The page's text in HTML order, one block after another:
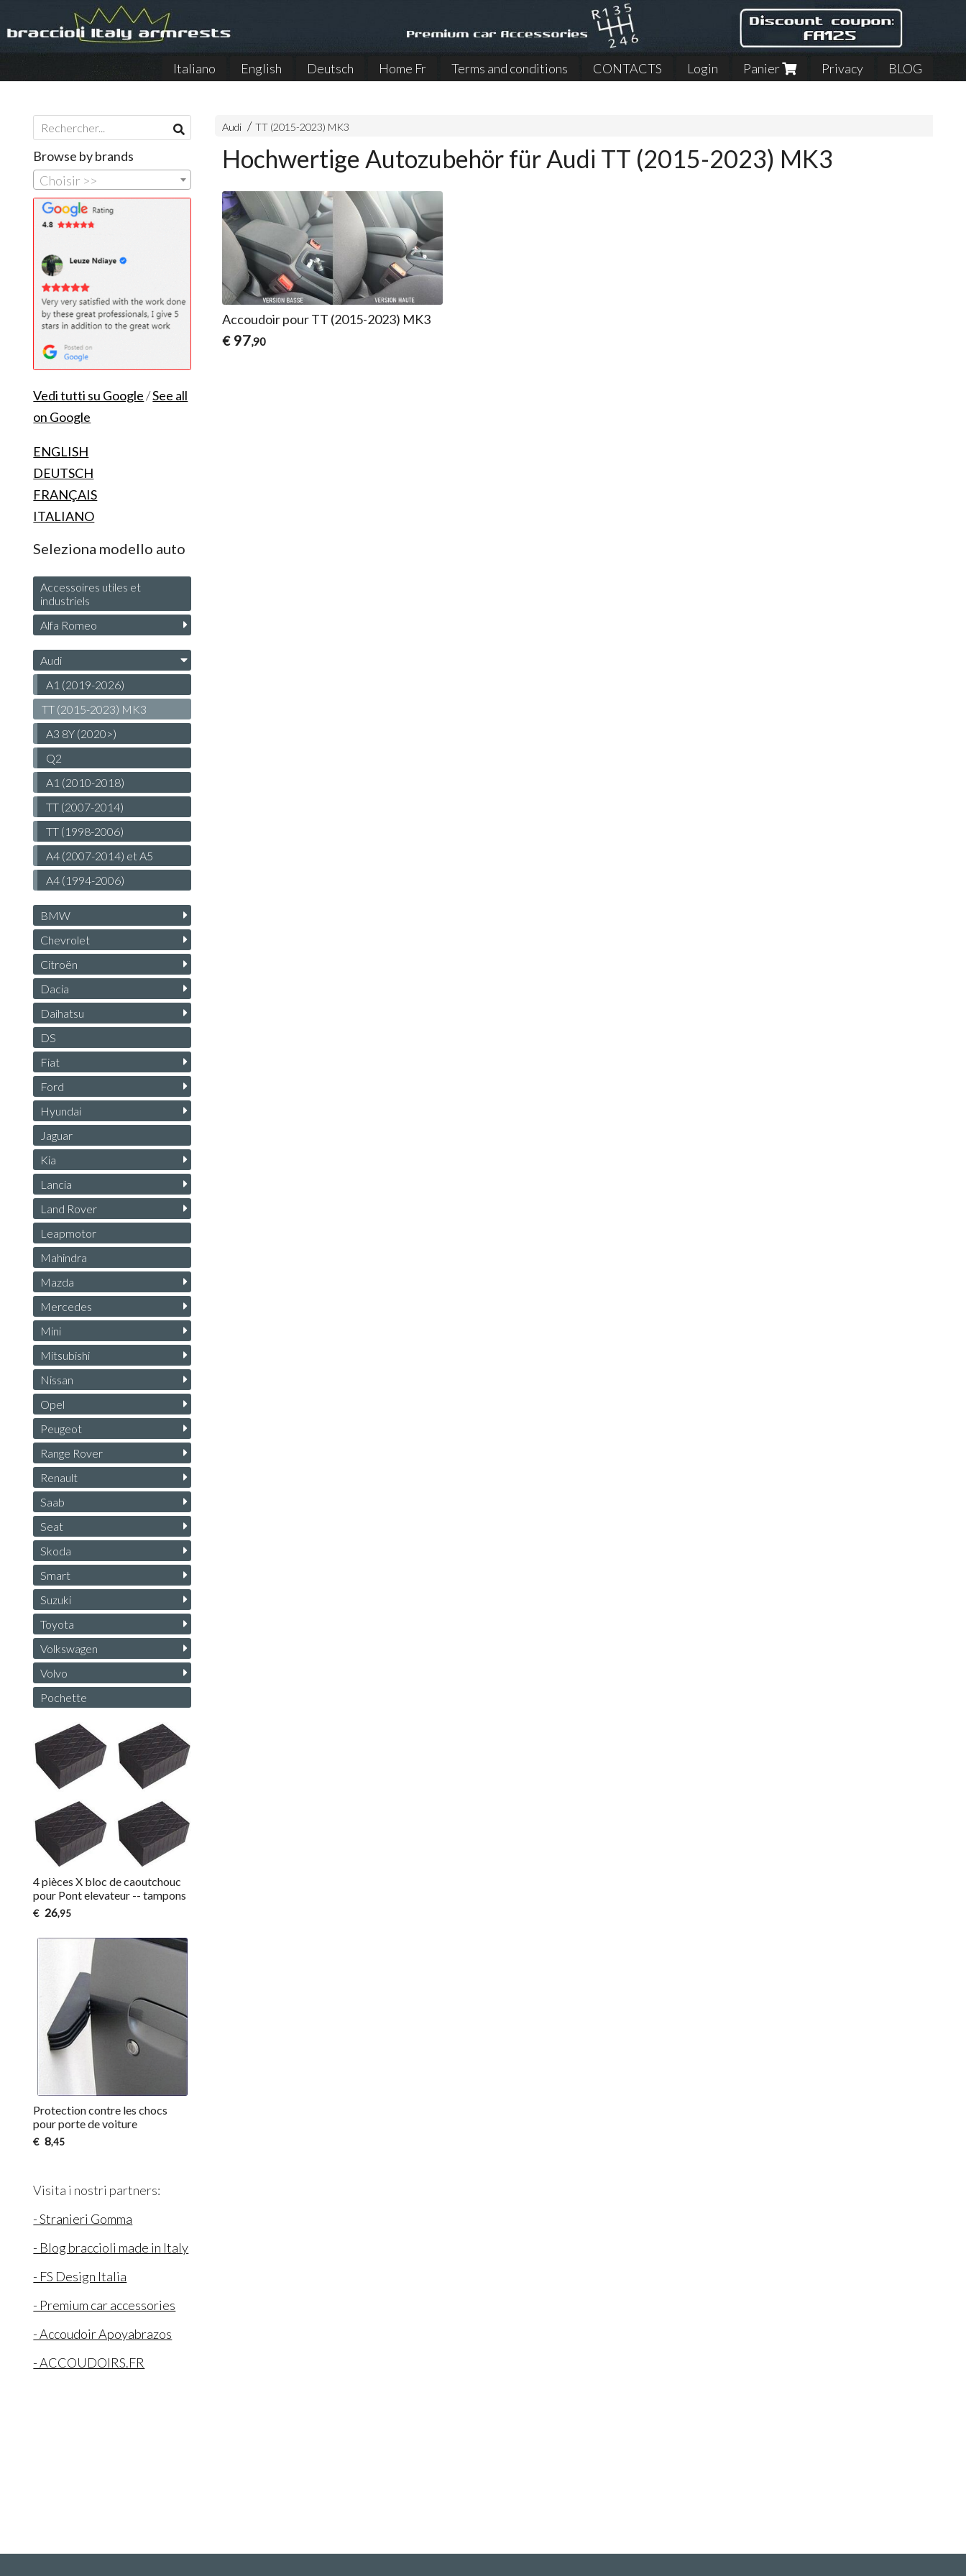
Italiano English Deutsch Home Fr Terms and conditions CONTACTS Login Panier Privacy BLOG
Audi TT (2015-2023) MK3
Hochwertige Autozubehör für Audi TT (2015-2023) MK3
Accoudoir pour TT (2015-2023) MK3
€ 97,90
Browse by brands
Choisir >>
Vedi tutti su Google/See all
on Google
ENGLISH
DEUTSCH
FRANÇAIS
ITALIANO
Seleziona modello auto
Accessoires utiles et
industriels
Alfa Romeo
Audi
A1 (2019-2026)
TT (2015-2023) MK3
A3 8Y (2020>)
Q2
A1 (2010-2018)
TT (2007-2014)
TT (1998-2006)
A4 (2007-2014) et A5
A4 (1994-2006)
BMW
Chevrolet
Citroën
Dacia
Daihatsu
DS
Fiat
Ford
Hyundai
Jaguar
Kia
Lancia
Land Rover
Leapmotor
Mahindra
Mazda
Mercedes
Mini
Mitsubishi
Nissan
Opel
Peugeot
Range Rover
Renault
Saab
Seat
Skoda
Smart
Suzuki
Toyota
Volkswagen
Volvo
Pochette
4 pièces X bloc de caoutchouc
pour Pont elevateur -- tampons
€ 26,95
Protection contre les chocs
pour porte de voiture
€ 8,45
Visita i nostri partners:
- Stranieri Gomma
- Blog braccioli made in Italy
- FS Design Italia
- Premium car accessories
- Accoudoir Apoyabrazos
- ACCOUDOIRS.FR